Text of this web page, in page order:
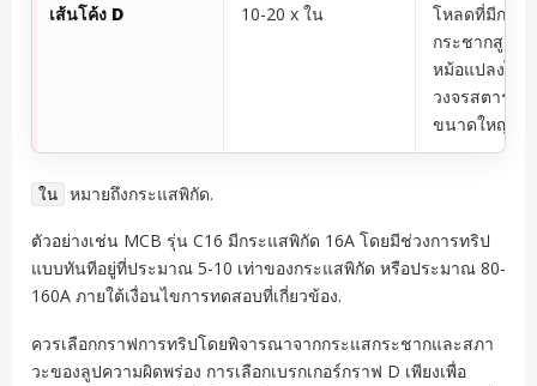
เส้นโค้ง D 10-20 x ใน
โหลดที่มีกระ
กระชากสูง เ
หม้อแปลงไฟ
วงจรสตาร์ทม
ขนาดใหญ่
ใน หมายถึงกระแสพิกัด.
ตัวอย่างเช่น MCB รุ่น C16 มีกระแสพิกัด 16A โดยมีช่วงการทริป
แบบทันทีอยู่ที่ประมาณ 5-10 เท่าของกระแสพิกัด หรือประมาณ 80-
160A ภายใต้เงื่อนไขการทดสอบที่เกี่ยวข้อง.
ควรเลือกกราฟการทริปโดยพิจารณาจากกระแสกระชากและสภา
วะของลูปความผิดพร่อง การเลือกเบรกเกอร์กราฟ D เพียงเพื่อ